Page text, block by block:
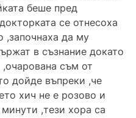
беше пред
се отнесоха
,започнаха да му
в съзнание докато
съм от
дойде въпреки ,че
хич не е розово и
,тези хора са